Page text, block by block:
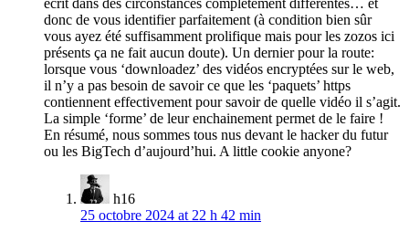
écrit dans des circonstances complètement différentes… et
donc de vous identifier parfaitement (à condition bien sûr
vous ayez été suffisamment prolifique mais pour les zozos ici
présents ça ne fait aucun doute). Un dernier pour la route:
lorsque vous ‘downloadez’ des vidéos encryptées sur le web,
il n’y a pas besoin de savoir ce que les ‘paquets’ https
contiennent effectivement pour savoir de quelle vidéo il s’agit.
La simple ‘forme’ de leur enchainement permet de le faire !
En résumé, nous sommes tous nus devant le hacker du futur
ou les BigTech d’aujourd’hui. A little cookie anyone?
h16
25 octobre 2024 at 22 h 42 min